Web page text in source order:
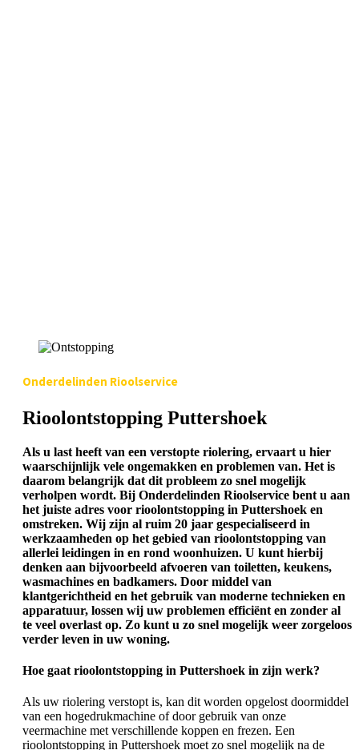
Onderdelinden Rioolservice
Rioolontstopping Puttershoek
Als u last heeft van een verstopte riolering, ervaart u hier
waarschijnlijk vele ongemakken en problemen van. Het is
daarom belangrijk dat dit probleem zo snel mogelijk
verholpen wordt. Bij Onderdelinden Rioolservice bent u aan
het juiste adres voor rioolontstopping in Puttershoek en
omstreken. Wij zijn al ruim 20 jaar gespecialiseerd in
werkzaamheden op het gebied van rioolontstopping van
allerlei leidingen in en rond woonhuizen. U kunt hierbij
denken aan bijvoorbeeld afvoeren van toiletten, keukens,
wasmachines en badkamers. Door middel van
klantgerichtheid en het gebruik van moderne technieken en
apparatuur, lossen wij uw problemen efficiënt en zonder al
te veel overlast op. Zo kunt u zo snel mogelijk weer zorgeloos
verder leven in uw woning.
Hoe gaat rioolontstopping in Puttershoek in zijn werk?
Als uw riolering verstopt is, kan dit worden opgelost doormiddel
van een hogedrukmachine of door gebruik van onze
veermachine met verschillende koppen en frezen. Een
rioolontstopping in Puttershoek moet zo snel mogelijk na de